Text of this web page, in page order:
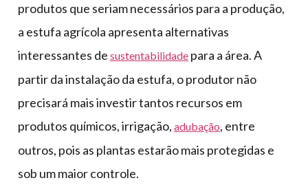
produtos que seriam necessários para a produção,
a estufa agrícola apresenta alternativas
interessantes de sustentabilidade para a área. A
partir da instalação da estufa, o produtor não
precisará mais investir tantos recursos em
produtos químicos, irrigação, adubação, entre
outros, pois as plantas estarão mais protegidas e
sob um maior controle.